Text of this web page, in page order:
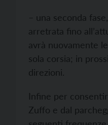
– una seconda fase,
arretrata fino
avrà nuovamente
sola corsia; in
direzioni.
Infine per
Zuffo e dal